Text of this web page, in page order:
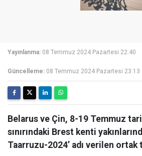
Yayınlanma: 08 Temmuz 2024 Pazartesi 22:40
Güncelleme: 08 Temmuz 2024 Pazartesi 23:13
Belarus ve Çin, 8-19 Temmuz
sınırındaki Brest kenti
Taarruzu-2024’ adı verilen